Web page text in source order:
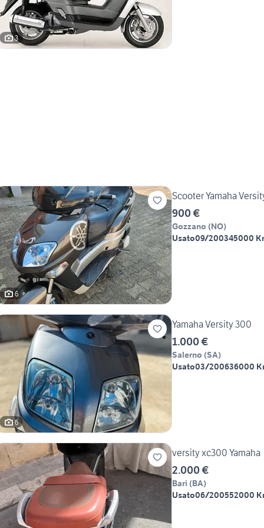
3
6
Scooter Yamaha
900 €
Gozzano (NO)
Usato09/200345000
6
Yamaha Versity 300
1.000 €
Salerno (SA)
Usato03/200636000
versity xc300 Yamaha
2.000 €
Bari (BA)
Usato06/200552000